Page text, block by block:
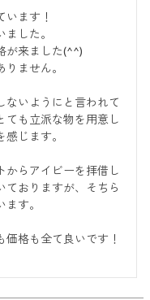
ます！
した。
が来ました(^^)
ません。
ないようにと言われて
ても立派な物を用意し
じます。
からアイビーを拝借し
ておりますが、そちら
す。
格も全て良いです！